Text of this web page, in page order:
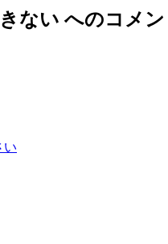
ない へのコメ
い